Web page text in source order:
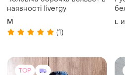
наявності livergy
M
(1)
L
TOP